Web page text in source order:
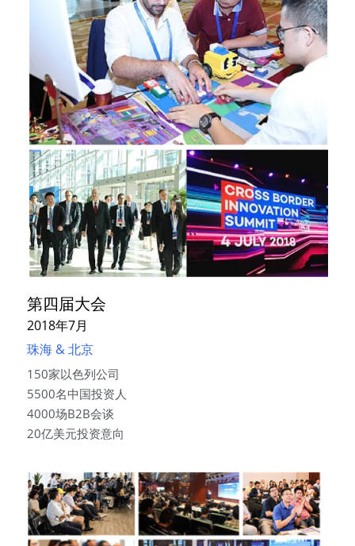
第四届大会
2018年7月
珠海 & 北京
150家以色列公司
5500名中国投资人
4000场B2B会谈
20亿美元投资意向